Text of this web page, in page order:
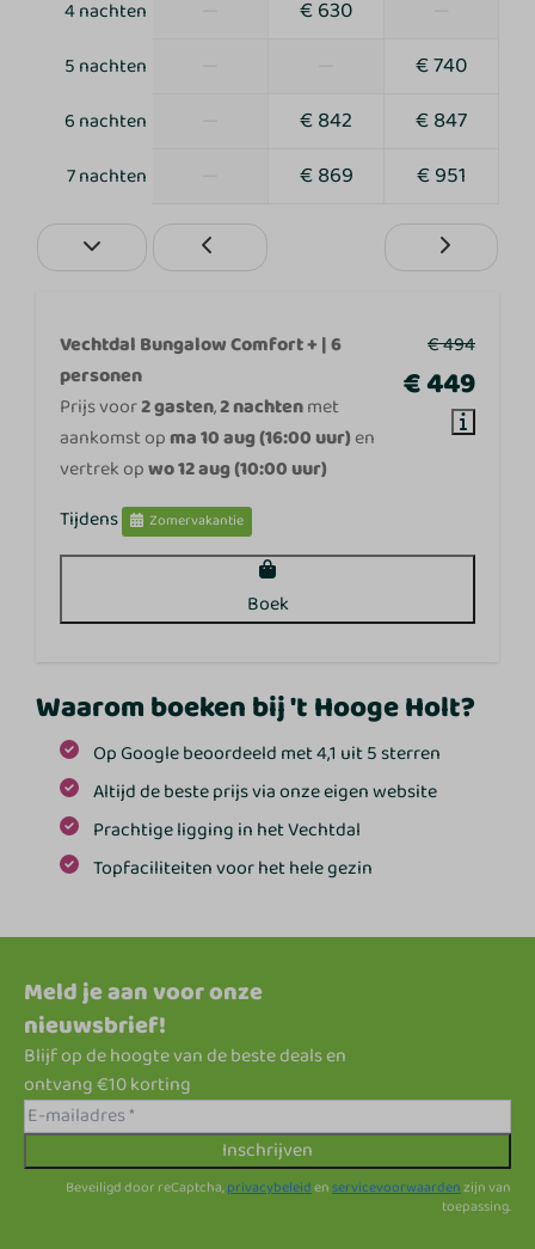
Sport en activiteiten
Disco
Binnenspeeltuin
Kinderboerderij
Tafeltennistafel
Animatie
Fietsverhuur
Buitenzwembad
4 nachten € 630
5 nachten € 740
6 nachten € 842 € 847
7 nachten € 869 € 951
€ 494
€ 449
Vechtdal Bungalow Comfort + | 6
personen
Prijs voor2 gasten,2 nachtenmet
aankomst opma 10 aug (16:00 uur) en
vertrek opwo 12 aug (10:00 uur)
Tijdens
Zomervakantie
Boek
Waarom boeken bij 't Hooge Holt?
Op Google beoordeeld met 4,1 uit 5 sterren
Altijd de beste prijs via onze eigen website
Prachtige ligging in het Vechtdal
Topfaciliteiten voor het hele gezin
Meld je aan voor onze
nieuwsbrief!
Blijf op de hoogte van de beste deals en
ontvang €10 korting
Inschrijven
Beveiligd door reCaptcha,privacybeleidenservicevoorwaardenzijn van
toepassing.